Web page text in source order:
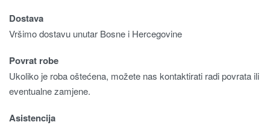
Dostava
Vršimo dostavu unutar Bosne i Hercegovine
Povrat robe
Ukoliko je roba oštećena, možete nas kontaktirati radi povrata ili
eventualne zamjene.
Asistencija